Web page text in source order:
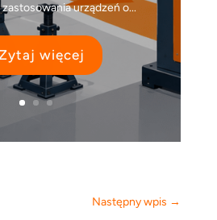
urządzeń o...
więcej
Następny wpis →